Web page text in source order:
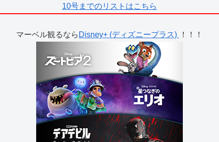
10号までのリストはこちら
マーベル観るなら Disney+ (ディズニープラス) ！！！